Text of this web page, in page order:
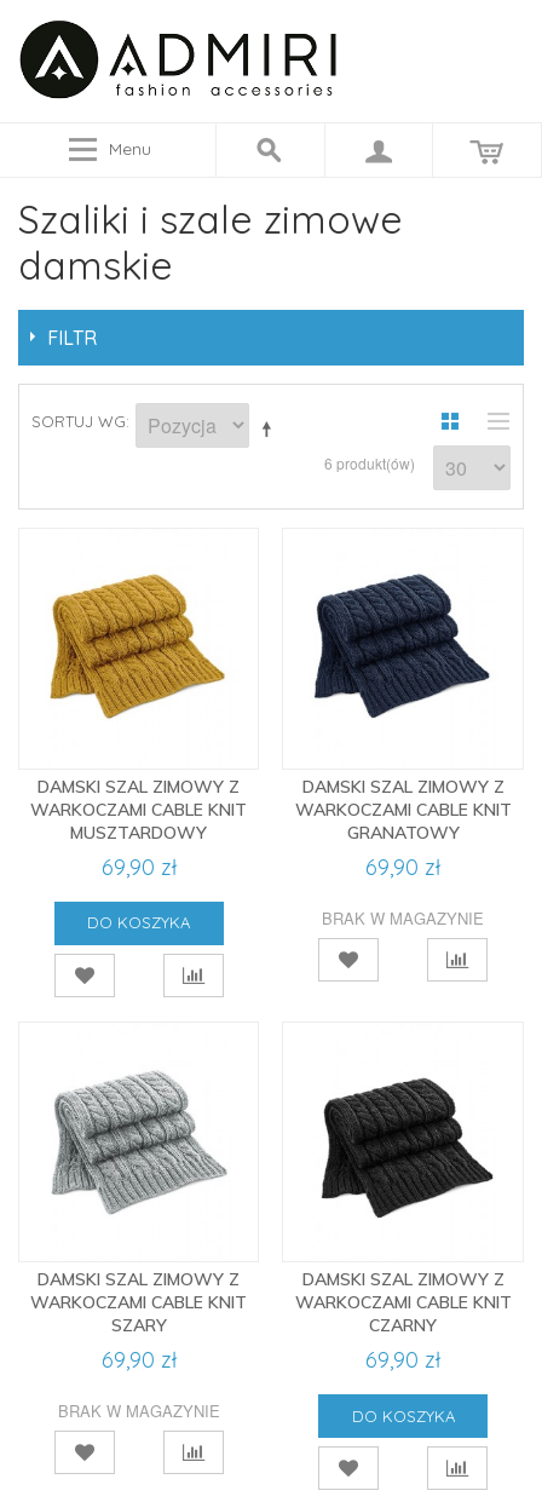
Menu
Szaliki i szale zimowe
damskie
FILTR
SORTUJ WG
6 produkt(ów)
DAMSKI SZAL ZIMOWY Z
WARKOCZAMI CABLE KNIT
MUSZTARDOWY
69,90 zł
DO KOSZYKA
DAMSKI SZAL ZIMOWY Z
WARKOCZAMI CABLE KNIT
GRANATOWY
69,90 zł
BRAK W MAGAZYNIE
DAMSKI SZAL ZIMOWY Z
WARKOCZAMI CABLE KNIT
SZARY
69,90 zł
BRAK W MAGAZYNIE
DAMSKI SZAL ZIMOWY Z
WARKOCZAMI CABLE KNIT
CZARNY
69,90 zł
DO KOSZYKA